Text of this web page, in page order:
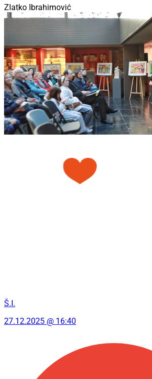
Zlatko Ibrahimović
Š.I.
27.12.2025 @ 16:40